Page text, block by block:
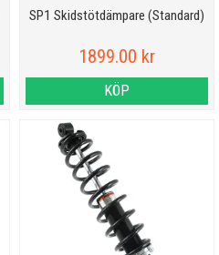
SP1 Skidstötdämpare (Standard)
1899.00 kr
KÖP